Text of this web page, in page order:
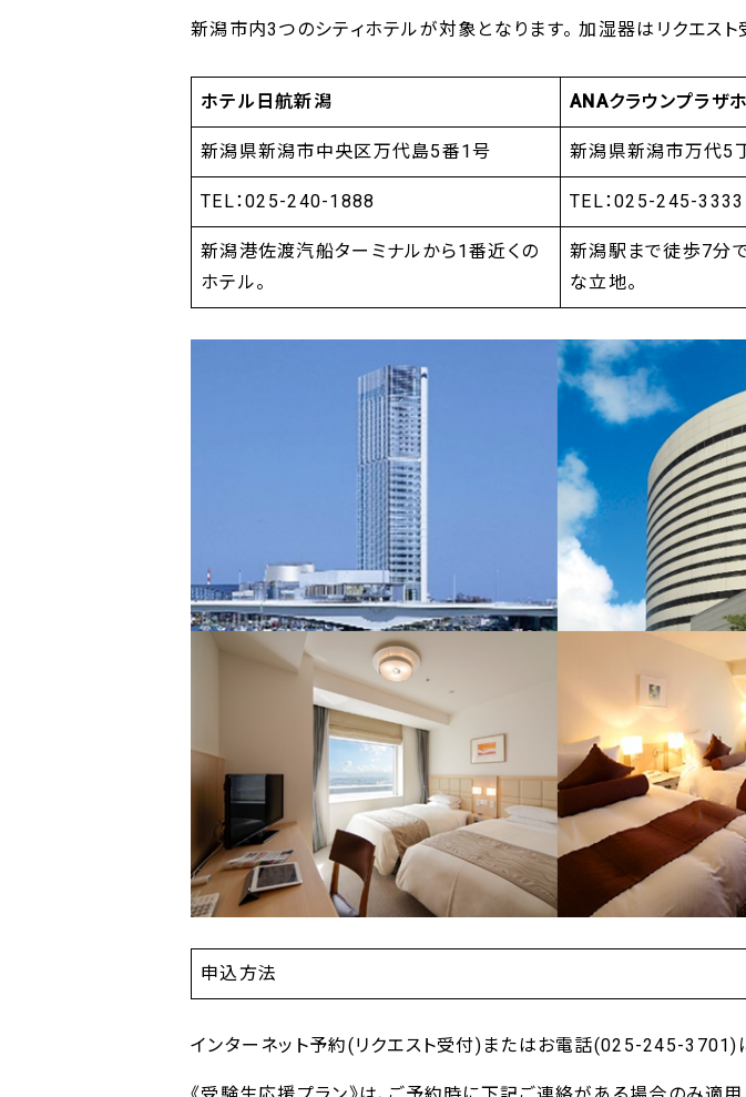
新潟市内3つのシティホテルが対象となります。 加湿器はリクエスト
ホテル日航新潟 ANAクラウンプラザ
新潟県新潟市中央区万代島5番1号 新潟県新潟市万代5
TEL：025-240-1888 TEL：025-245-3333
新潟港佐渡汽船ターミナルから1番近くの
ホテル。
新潟駅まで徒歩7分
な立地。
申込方法
インターネット予約(リクエスト受付)またはお電話(025-245-3701)